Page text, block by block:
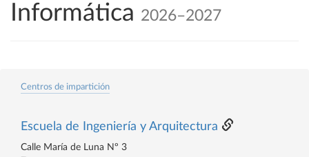
Informática 2026–2027
Centros de impartición
Escuela de Ingeniería y Arquitectura
Calle María de Luna Nº 3